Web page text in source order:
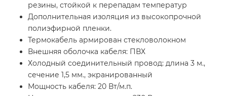
резины, стойкой к перепадам температур
Дополнительная изоляция из высокопрочной
полиэфирной пленки.
Термокабель армирован стекловолокном
Внешняя оболочка кабеля: ПВХ
Холодный соединительный провод: длина 3 м.,
сечение 1,5 мм., экранированный
Мощность кабеля: 20 Вт/м.п.